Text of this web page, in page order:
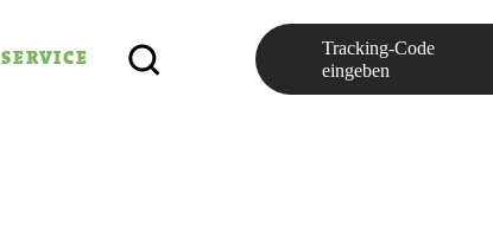
SERVICE
Tracking-Code
eingeben